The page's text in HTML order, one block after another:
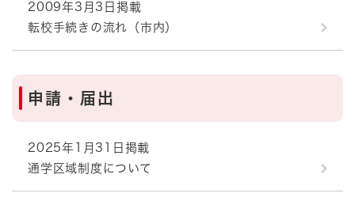
2009年3月3日掲載
転校手続きの流れ（市内）
申請・届出
2025年1月31日掲載
通学区域制度について